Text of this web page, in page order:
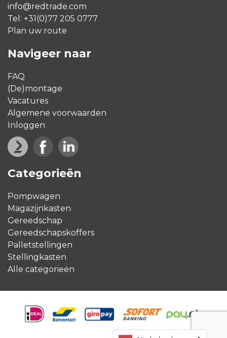
info@redtrade.com
Tel: +31(0)77 205 0777
Plan uw route
Navigeer naar
FAQ
(De)montage
Vacatures
Algemene voorwaarden
Inloggen
Categorieën
Pompwagen
Magazijnkasten
Gereedschap
Gereedschapskoffers
Palletstellingen
Stellingkasten
Alle categorieën